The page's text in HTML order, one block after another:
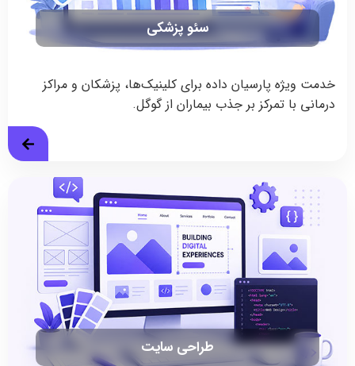
سئو پزشکی
خدمت ویژه پارسیان داده برای کلینیک‌ها، پزشکان و مراکز
درمانی با تمرکز بر جذب بیماران از گوگل.
طراحی سایت